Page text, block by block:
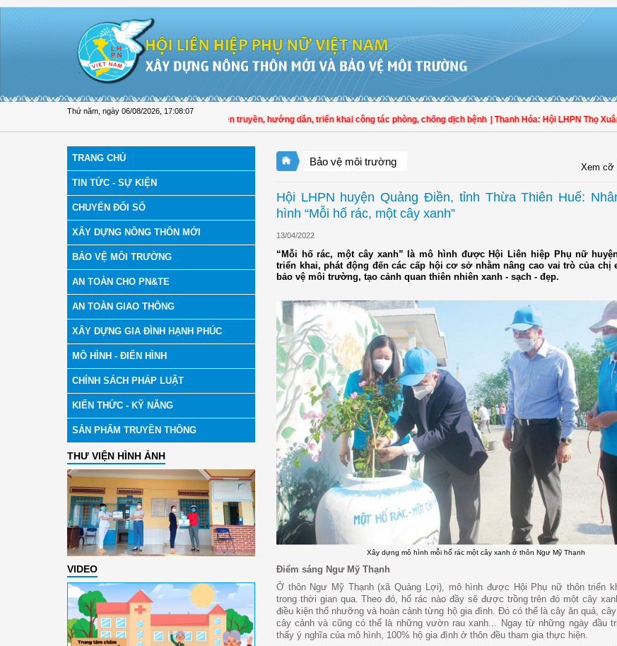
Thứ năm, ngày 06/08/2026 17:08:07
Hội LHPN tỉnh Đồng Tháp tuyên truyền, hướng dẫn, triển khai công tác phòng, chống dịch bệnh | Thanh Hóa: Hội LHPN Thọ Xuân
TRANG CHỦ
TIN TỨC - SỰ KIỆN
CHUYỂN ĐỔI SỐ
XÂY DỰNG NÔNG THÔN MỚI
BẢO VỆ MÔI TRƯỜNG
AN TOÀN CHO PN&TE
AN TOÀN GIAO THÔNG
XÂY DỰNG GIA ĐÌNH HẠNH PHÚC
MÔ HÌNH - ĐIỂN HÌNH
CHÍNH SÁCH PHÁP LUẬT
KIẾN THỨC - KỸ NĂNG
SẢN PHẨM TRUYỀN THÔNG
THƯ VIỆN HÌNH ẢNH
VIDEO
Bảo vệ môi trường Xem cỡ
Hội LHPN huyện Quảng Điền, tỉnh Thừa Thiên Huế:
hình “Mỗi hố rác, một cây xanh”
13/04/2022
“Mỗi hố rác, một cây xanh” là mô hình được Hội Liên hiệp Phụ nữ
triển khai, phát động đến các cấp hội cơ sở nhằm nâng cao vai trò của chị
bảo vệ môi trường, tạo cảnh quan thiên nhiên xanh - sạch - đẹp.
Xây dựng mô hình mỗi hố rác một cây xanh ở thôn Ngư Mỹ Thạnh
Điểm sáng Ngư Mỹ Thạnh
Ở thôn Ngư Mỹ Thạnh (xã Quảng Lợi), mô hình được Hội Phụ nữ thôn triển
trong thời gian qua. Theo đó, hố rác nào đầy sẽ được trồng trên đó một cây
điều kiện thổ nhưỡng và hoàn cảnh từng hộ gia đình. Đó có thể là cây ăn quả,
cây cảnh và cũng có thể là những vườn rau xanh... Ngay từ những ngày đầu
thấy ý nghĩa của mô hình, 100% hộ gia đình ở thôn đều tham gia thực hiện.